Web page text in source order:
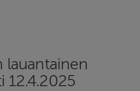
lauantainen
12.4.2025